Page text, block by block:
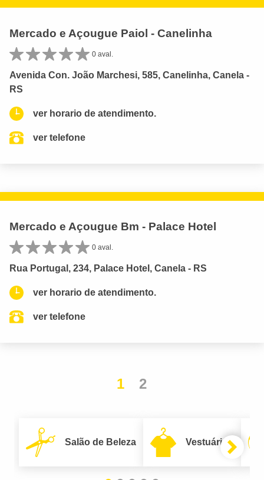
Mercado e Açougue Paiol - Canelinha
0 aval.
Avenida Con. João Marchesi, 585, Canelinha, Canela -
RS
ver horario de atendimento.
ver telefone
Mercado e Açougue Bm - Palace Hotel
0 aval.
Rua Portugal, 234, Palace Hotel, Canela - RS
ver horario de atendimento.
ver telefone
1 2
Salão de Beleza Vestuário